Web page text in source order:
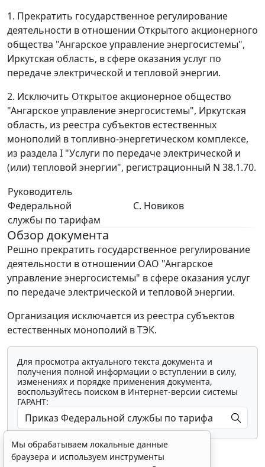
1. Прекратить государственное регулирование
деятельности в отношении Открытого акционерного
общества "Ангарское управление энергосистемы",
Иркутская область, в сфере оказания услуг по
передаче электрической и тепловой энергии.
2. Исключить Открытое акционерное общество
"Ангарское управление энергосистемы", Иркутская
область, из реестра субъектов естественных
монополий в топливно-энергетическом комплексе,
из раздела I "Услуги по передаче электрической и
(или) тепловой энергии", регистрационный N 38.1.70.
Руководитель
Федеральной
службы по тарифам
С. Новиков
Обзор документа
Решно прекратить государственное регулирование
деятельности в отношении ОАО "Ангарское
управление энергосистемы" в сфере оказания услуг
по передаче электрической и тепловой энергии.
Организация исключается из реестра субъектов
естественных монополий в ТЭК.
Для просмотра актуального текста документа и
получения полной информации о вступлении в силу,
изменениях и порядке применения документа,
воспользуйтесь поиском в Интернет-версии системы
ГАРАНТ:
Мы обрабатываем локальные данные
браузера и используем инструменты